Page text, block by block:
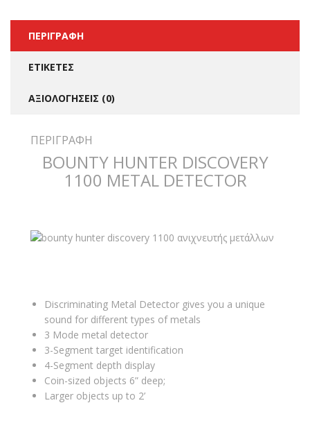
ΠΕΡΙΓΡΑΦΉ
ΕΤΙΚΈΤΕΣ
ΑΞΙΟΛΟΓΉΣΕΙΣ (0)
ΠΕΡΙΓΡΑΦΉ
BOUNTY HUNTER DISCOVERY
1100 METAL DETECTOR
Discriminating Metal Detector gives you a unique
sound for different types of metals
3 Mode metal detector
3-Segment target identification
4-Segment depth display
Coin-sized objects 6” deep;
Larger objects up to 2’